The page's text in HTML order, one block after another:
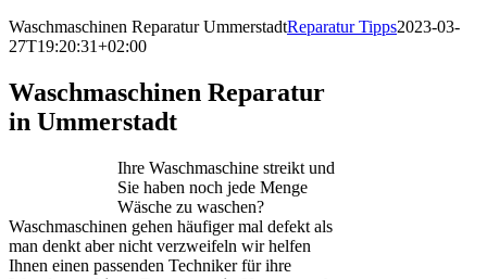
Waschmaschinen Reparatur UmmerstadtReparatur Tipps2023-03-
27T19:20:31+02:00
Waschmaschinen Reparatur
in Ummerstadt
Ihre Waschmaschine streikt und
Sie haben noch jede Menge
Wäsche zu waschen?
Waschmaschinen gehen häufiger mal defekt als
man denkt aber nicht verzweifeln wir helfen
Ihnen einen passenden Techniker für ihre